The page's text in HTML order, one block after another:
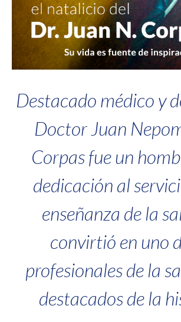
Destacado médico y
Doctor Juan
Corpas fue un
dedicación al
enseñanza de la
convirtió en uno
profesionales de la
destacados de la